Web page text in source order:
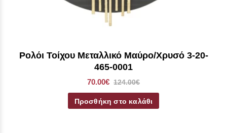
Ρολόι Τοίχου Μεταλλικό Μαύρο/Χρυσό 3-20-
465-0001
70.00€ 124.00€
Προσθήκη στο καλάθι